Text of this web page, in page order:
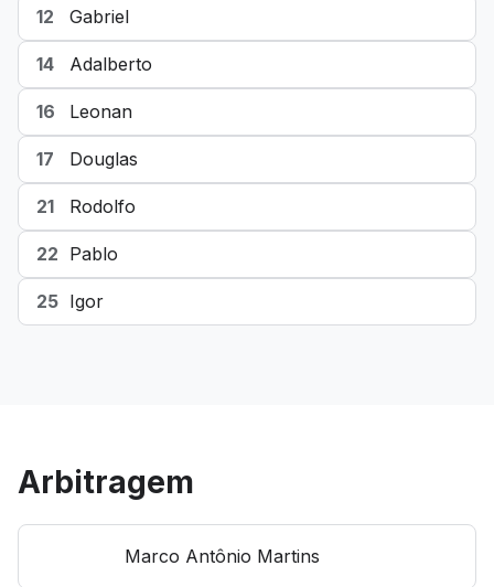
12 Gabriel
14 Adalberto
16 Leonan
17 Douglas
21 Rodolfo
22 Pablo
25 Igor
Arbitragem
Marco Antônio Martins